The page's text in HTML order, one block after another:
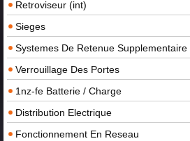
Retroviseur (int)
Sieges
Systemes De Retenue Supplementaire
Verrouillage Des Portes
1nz-fe Batterie / Charge
Distribution Electrique
Fonctionnement En Reseau